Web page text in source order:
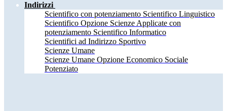
Indirizzi
Scientifico con potenziamento Scientifico Linguistico
Scientifico Opzione Scienze Applicate con
potenziamento Scientifico Informatico
Scientifici ad Indirizzo Sportivo
Scienze Umane
Scienze Umane Opzione Economico Sociale
Potenziato